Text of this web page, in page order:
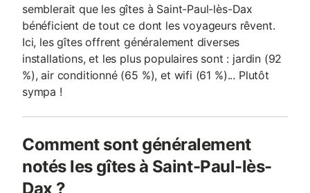
semblerait que les gîtes à Saint-Paul-lès-Dax
bénéficient de tout ce dont les voyageurs rêvent.
Ici, les gîtes offrent généralement diverses
installations, et les plus populaires sont : jardin (92
%), air conditionné (65 %), et wifi (61 %)... Plutôt
sympa !
Comment sont généralement
notés les gîtes à Saint-Paul-lès-
Dax ?